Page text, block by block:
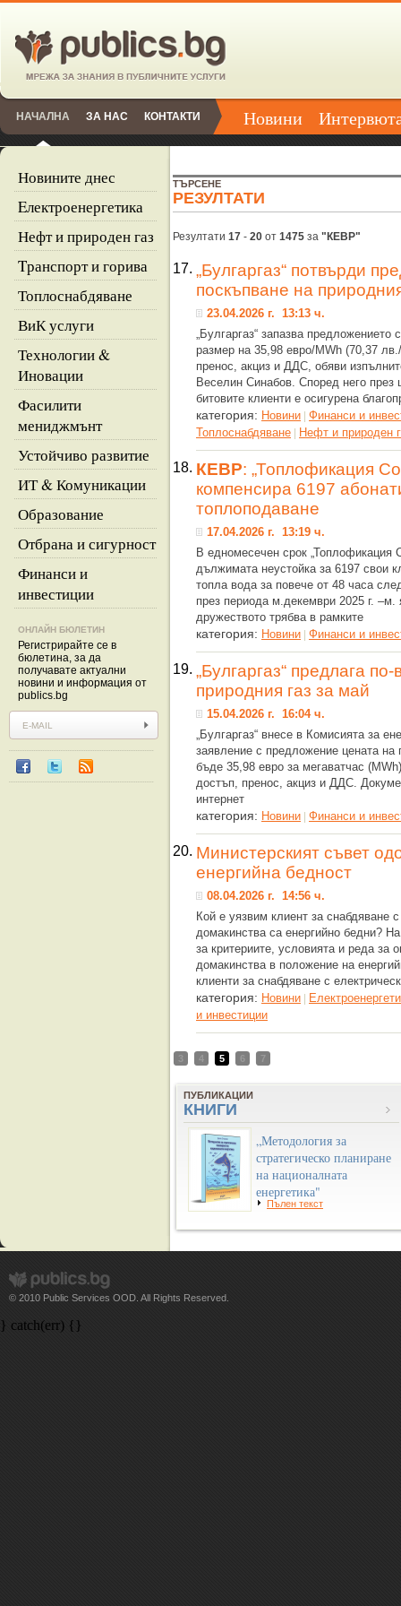
НАЧАЛНА ЗА НАС КОНТАКТИ Новини
Новините днес
Eлектроенергетика
Нефт и природен газ
Tранспорт и горива
Топлоснабдяване
ВиК услуги
Технологии &
Иновации
Фасилити
мениджмънт
Устойчиво развитие
ИТ & Комуникации
Образование
Отбрана и сигурност
Финанси и
инвестиции
ОНЛАЙН БЮЛЕТИН
Регистрирайте се в
бюлетина, за да
получавате актуални
новини и информация от
publics.bg
ТЪРСЕНЕ
РЕЗУЛТАТИ
Резултати 17 - 20 от 1475 за "КЕВР"
17. „Булгаргаз“ потвърди
поскъпване на
23.04.2026 г. 13:13 ч.
„Булгаргаз“ запазва предложението
размер на 35,98 евро/MWh (70,37
пренос, акциз и ДДС, обяви
Веселин Синабов. Според него през
битовите клиенти е осигурена
категория: Новини | Финанси и
Топлоснабдяване | Нефт и природен
18. КЕВР: „Топлофикация
компенсира 6197
топлоподаване
17.04.2026 г. 13:19 ч.
В едномесечен срок
дължимата неустойка за 6197 свои
топла вода за повече от 48 часа
през периода м.декември 2025 г. –м.
дружеството трябва в рамките
категория: Новини | Финанси и
19. „Булгаргаз“ предлага
природния газ за май
15.04.2026 г. 16:04 ч.
„Булгаргаз“ внесе в Комисията за
заявление с предложение цената
бъде 35,98 евро за мегаватчас
достъп, пренос, акциз и ДДС.
интернет
категория: Новини | Финанси и
20. Министерският съвет
енергийна бедност
08.04.2026 г. 14:56 ч.
Кой е уязвим клиент за снабдяване
домакинства са енергийно бедни?
за критериите, условията и реда за
домакинства в положение на
клиенти за снабдяване с
категория: Новини |
и инвестиции
3 4 5 6 7
ПУБЛИКАЦИИ
КНИГИ
„Методология за
стратегическо планиране
на националната
енергетика"
Пълен текст
© 2010 Public Services OOD. All Rights Reserved.
} catch(err) {}